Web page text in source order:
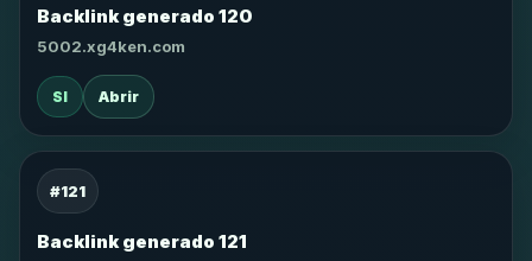
Backlink generado 120
5002.xg4ken.com
SI Abrir
#121
Backlink generado 121